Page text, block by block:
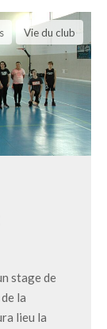
Vie du club
stage de
la
lieu la